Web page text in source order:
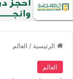
الرئيسية / العالم
العالم